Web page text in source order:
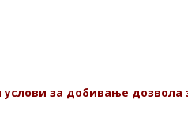
за добивање дозвола